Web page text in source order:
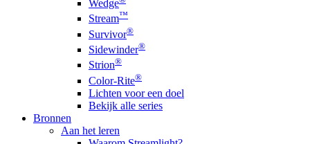
Wedge
Stream™
Survivor®
Sidewinder®
Strion®
Color-Rite®
Lichten voor een doel
Bekijk alle series
Bronnen
Aan het leren